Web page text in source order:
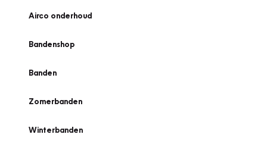
Airco onderhoud
Bandenshop
Banden
Zomerbanden
Winterbanden